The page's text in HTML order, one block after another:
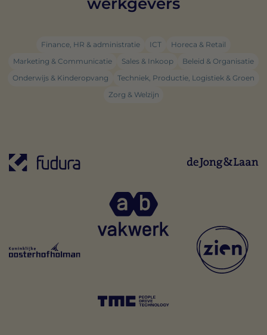
Finance, HR & administratie ICT
Horeca & Retail
Marketing & Communicatie
Sales & Inkoop
Beleid & Organisatie
Onderwijs & Kinderopvang
Techniek, Productie, Logistiek & Groen
Zorg & Welzijn